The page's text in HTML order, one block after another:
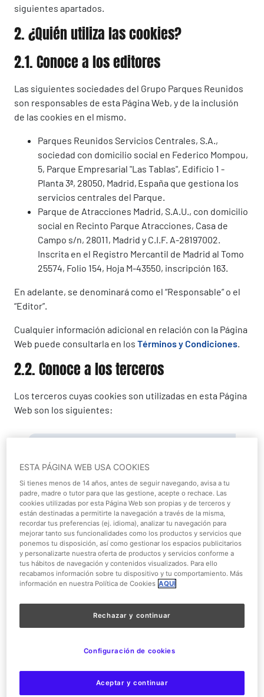
siguientes apartados.
2. ¿Quién utiliza las cookies?
2.1. Conoce a los editores
Las siguientes sociedades del Grupo Parques Reunidos
son responsables de esta Página Web, y de la inclusión
de las cookies en el mismo.
Parques Reunidos Servicios Centrales, S.A.,
sociedad con domicilio social en Federico Mompou,
5, Parque Empresarial "Las Tablas", Edificio 1 -
Planta 3ª, 28050, Madrid, España que gestiona los
servicios centrales del Parque.
Parque de Atracciones Madrid, S.A.U., con domicilio
social en Recinto Parque Atracciones, Casa de
Campo s/n, 28011, Madrid y C.I.F. A-28197002.
Inscrita en el Registro Mercantil de Madrid al Tomo
25574, Folio 154, Hoja M-43550, inscripción 163.
En adelante, se denominará como el “Responsable” o el
“Editor”.
Cualquier información adicional en relación con la Página
Web puede consultarla en los Términos y Condiciones.
2.2. Conoce a los terceros
Los terceros cuyas cookies son utilizadas en esta Página
Web son los siguientes:
Tercero
Microsoft affinityaff
de
xxxxxxxx ,
ga_xxxxxxxxxx ,
gat_UA-XXXXXX-X, _gid
–
ESTA PÁGINA WEB USA COOKIES
Si tienes menos de 14 años, antes de seguir navegando, avisa a tu
padre, madre o tutor para que las gestione, acepte o rechace. Las
cookies utilizadas por esta Página Web son propias y de terceros y
están destinadas a permitirte la navegación a través de la misma,
recordar tus preferencias (ej. idioma), analizar tu navegación para
mejorar tanto sus funcionalidades como los productos y servicios que
ponemos tu disposición, así como gestionar los espacios publicitarios
y personalizarte nuestra oferta de productos y servicios conforme a
tus hábitos de navegación y contenidos visualizados. Para ello
recabamos información sobre tu dispositivo y tu comportamiento. Más
información en nuestra Política de Cookies AQUÍ
Rechazar y continuar
Aceptar y continuar
Configuración de cookies